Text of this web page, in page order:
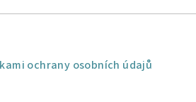
ochrany osobních údajů